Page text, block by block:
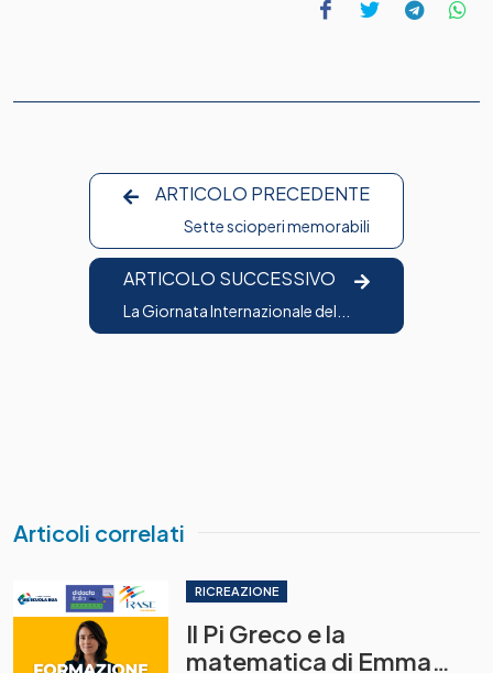
ARTICOLO PRECEDENTE
Sette scioperi memorabili
ARTICOLO SUCCESSIVO
La Giornata Internazionale del...
Articoli correlati
RICREAZIONE
Il Pi Greco e la
matematica di Emma